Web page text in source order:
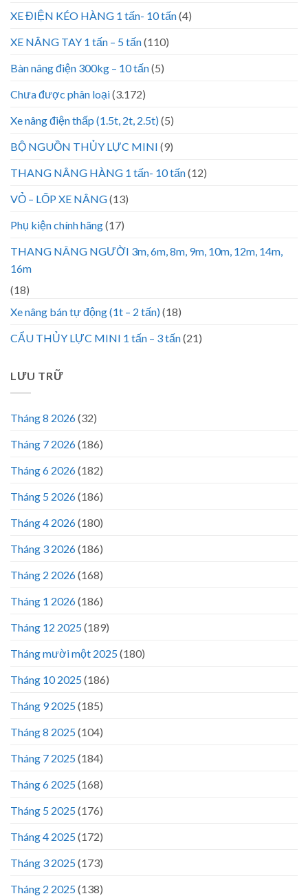
XE ĐIỆN KÉO HÀNG 1 tấn- 10 tấn(4)
XE NÂNG TAY 1 tấn – 5 tấn(110)
Bàn nâng điện 300kg – 10 tấn(5)
Chưa được phân loại(3.172)
Xe nâng điện thấp (1.5t, 2t, 2.5t)(5)
BỘ NGUỒN THỦY LỰC MINI (9)
THANG NÂNG HÀNG 1 tấn- 10 tấn(12)
VỎ – LỐP XE NÂNG(13)
Phụ kiện chính hãng(17)
THANG NÂNG NGƯỜI 3m, 6m, 8m, 9m, 10m, 12m, 14m,
16m
(18)
Xe nâng bán tự động (1t – 2 tấn)(18)
CẨU THỦY LỰC MINI 1 tấn – 3 tấn(21)
LƯU TRỮ
Tháng 8 2026(32)
Tháng 7 2026(186)
Tháng 6 2026(182)
Tháng 5 2026(186)
Tháng 4 2026(180)
Tháng 3 2026(186)
Tháng 2 2026(168)
Tháng 1 2026(186)
Tháng 12 2025(189)
Tháng mười một 2025(180)
Tháng 10 2025(186)
Tháng 9 2025(185)
Tháng 8 2025(104)
Tháng 7 2025(184)
Tháng 6 2025(168)
Tháng 5 2025(176)
Tháng 4 2025(172)
Tháng 3 2025(173)
Tháng 2 2025(138)